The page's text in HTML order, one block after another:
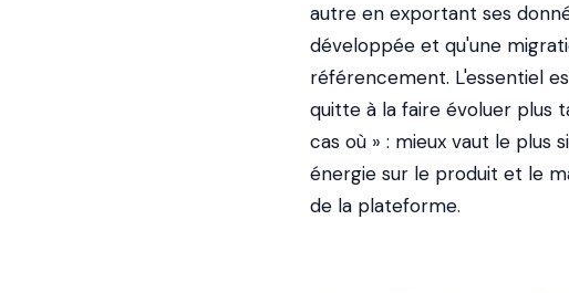
autre en exportant ses
développée et qu'une
référencement. L'essentiel
quitte à la faire évoluer plus
cas où » : mieux vaut le
énergie sur le produit et le
de la plateforme.